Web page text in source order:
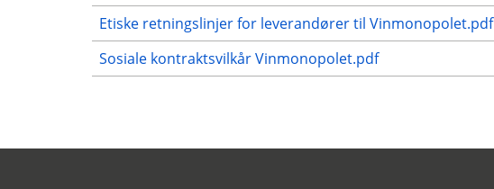
Etiske retningslinjer for leverandører til Vinmonopolet.pdf
Sosiale kontraktsvilkår Vinmonopolet.pdf